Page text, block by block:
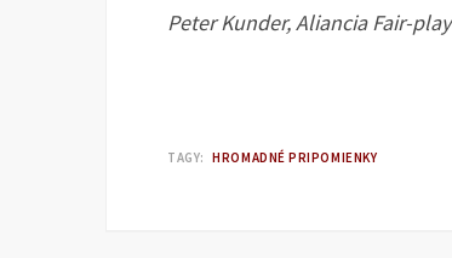
Peter Kunder, Aliancia Fair-play
TAGY: HROMADNÉ PRIPOMIENKY